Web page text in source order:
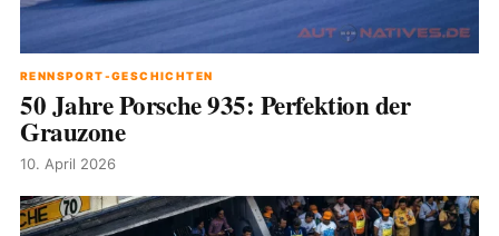
RENNSPORT-GESCHICHTEN
50 Jahre Porsche 935: Perfektion der
Grauzone
10. April 2026